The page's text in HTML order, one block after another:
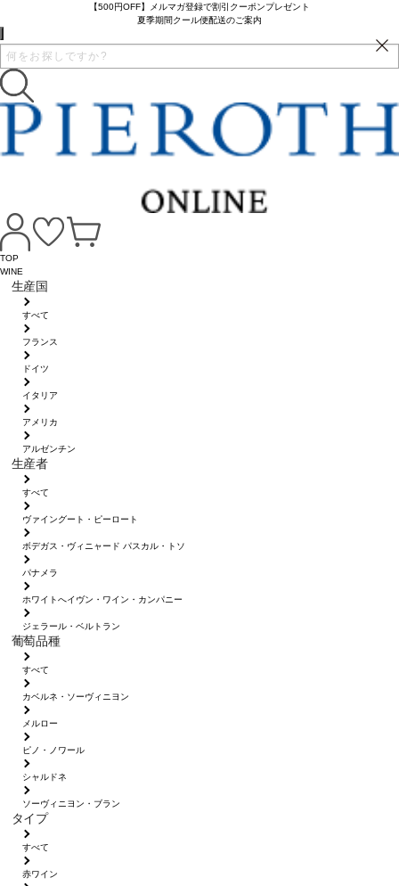
【500円OFF】メルマガ登録で割引クーポンプレゼント
夏季期間クール便配送のご案内
TOP
WINE
生産国
すべて
フランス
ドイツ
イタリア
アメリカ
アルゼンチン
生産者
すべて
ヴァイングート・ピーロート
ボデガス・ヴィニャード パスカル・トソ
パナメラ
ホワイトへイヴン・ワイン・カンパニー
ジェラール・ベルトラン
葡萄品種
すべて
カベルネ・ソーヴィニヨン
メルロー
ピノ・ノワール
シャルドネ
ソーヴィニヨン・ブラン
タイプ
すべて
赤ワイン